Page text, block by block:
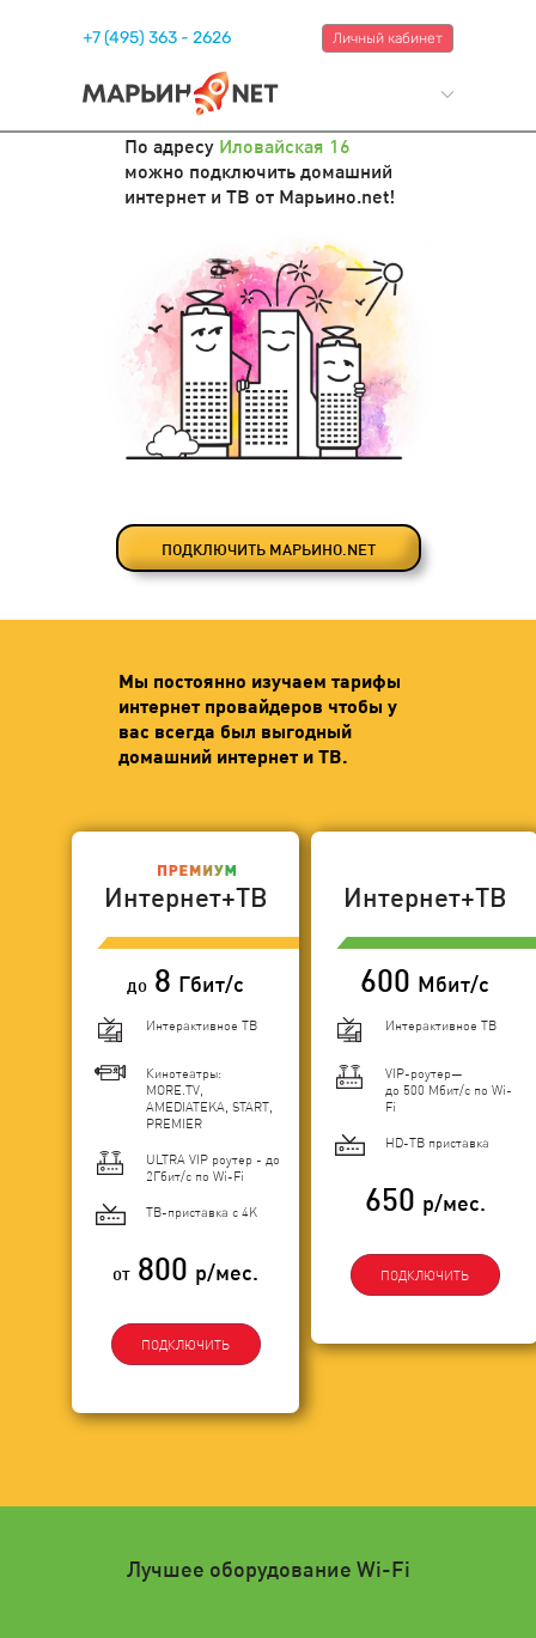
+7 (495) 363 - 2626 Личный кабинет
По адресу Иловайская 16
можно подключить домашний
интернет и ТВ от Марьино.net!
ПОДКЛЮЧИТЬ МАРЬИНО.NET
Мы постоянно изучаем тарифы
интернет провайдеров чтобы у
вас всегда был выгодный
домашний интернет и ТВ.
Интернет+ТВ
до 8 Гбит/с
Интерактивное ТВ
Кинотеатры:
MORE.TV,
AMEDIATEKA, START,
PREMIER
ULTRA VIP роутер - до
2Гбит/c по Wi-Fi
ТВ-приставка с 4K
от 800 р/мес.
ПОДКЛЮЧИТЬ
Интернет+ТВ
600 Мбит/с
Интерактивное ТВ
VIP-роутер—
до 500 Мбит/с по Wi-
Fi
HD-ТВ приставка
650 р/мес.
ПОДКЛЮЧИТЬ
Лучшее оборудование Wi-Fi